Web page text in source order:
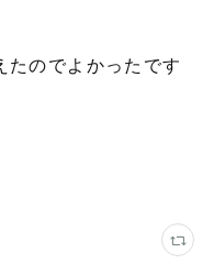
たのでよかったです